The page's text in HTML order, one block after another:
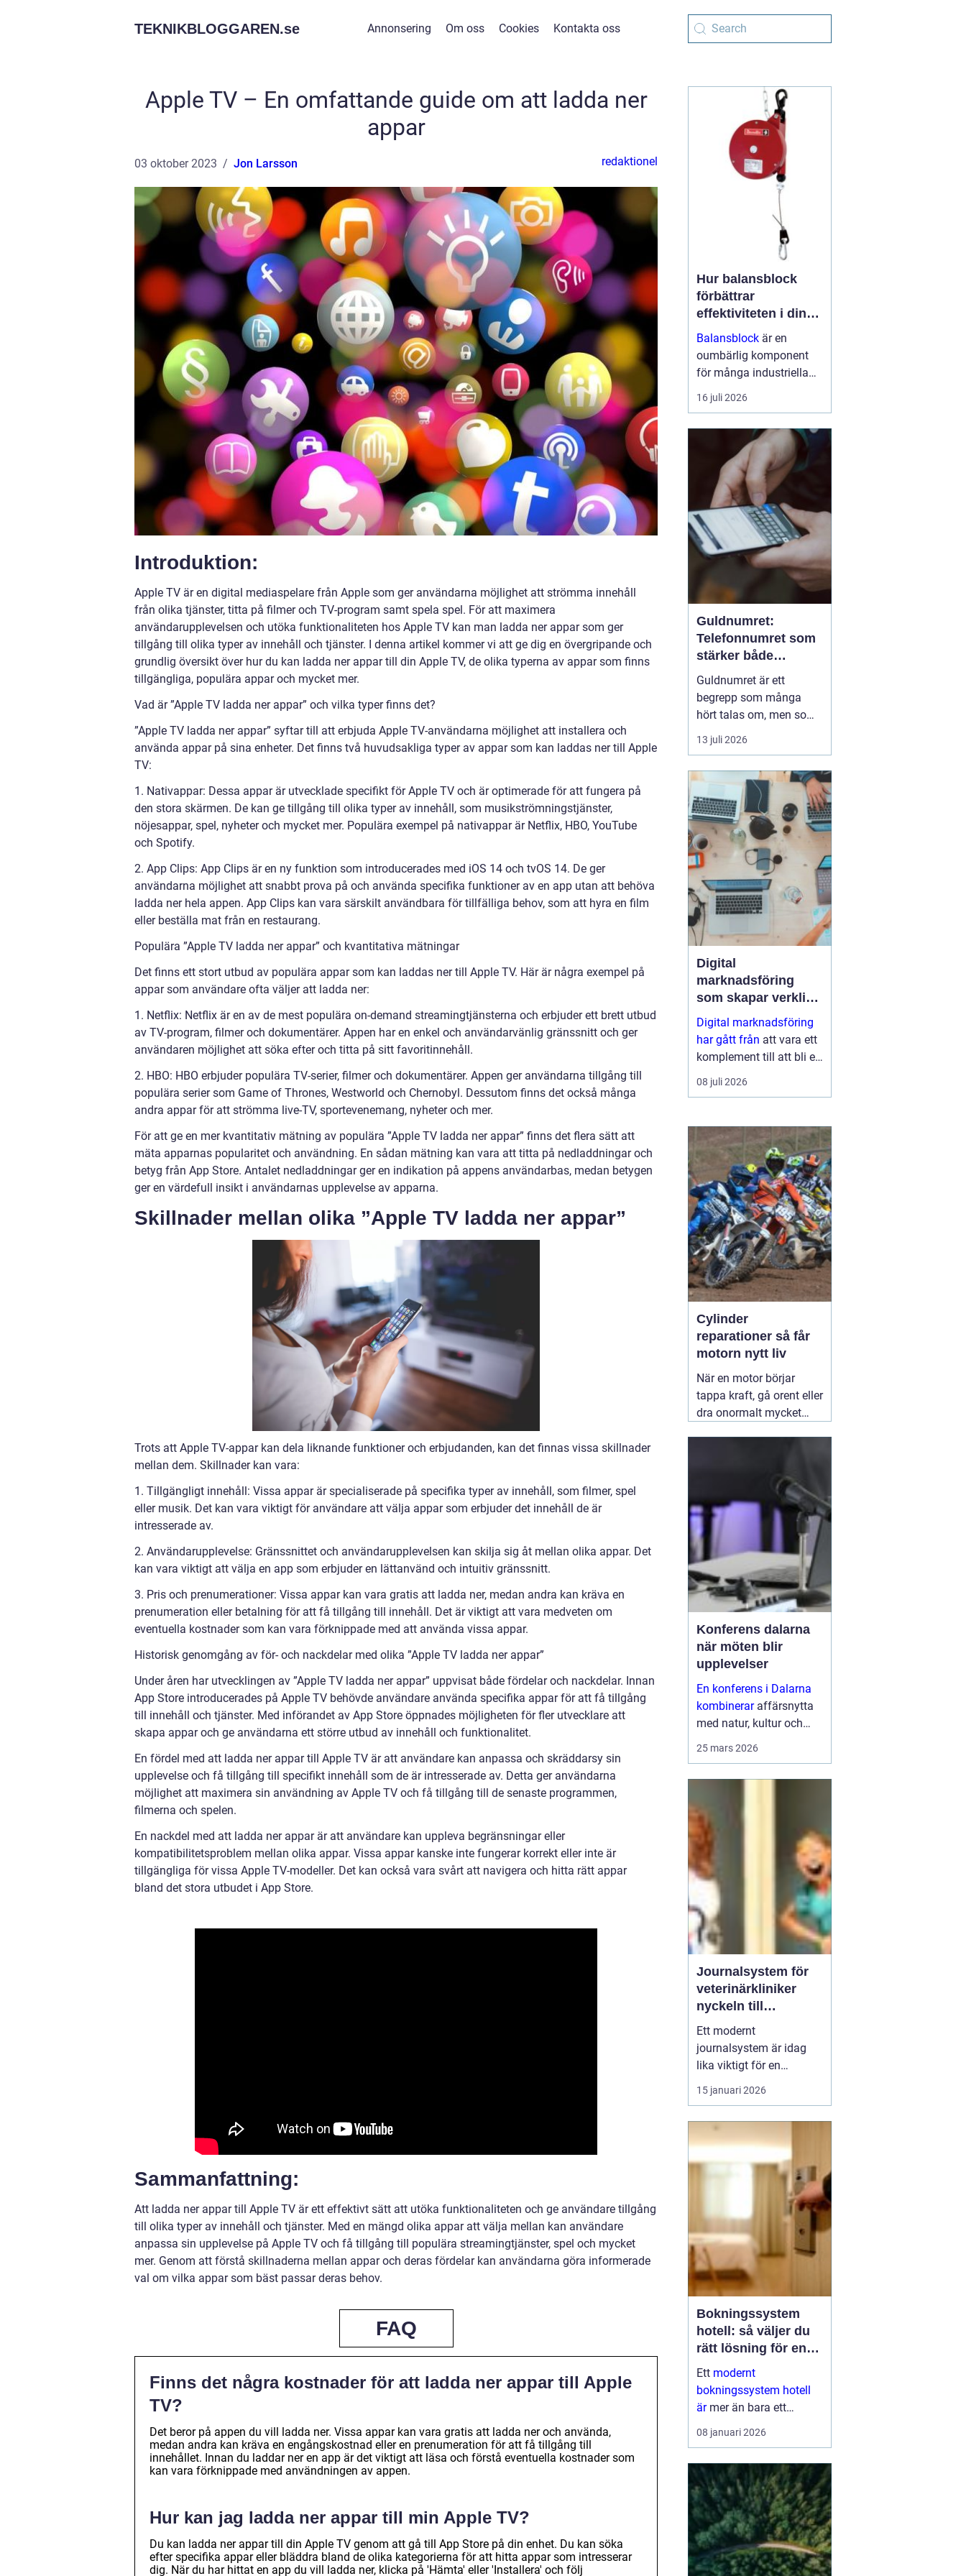
TEKNIKBLOGGAREN.se Annonsering Om oss Cookies Kontakta oss
Apple TV – En omfattande guide om att ladda ner
appar
03 oktober 2023 Jon Larsson redaktionel
Introduktion:
Apple TV är en digital mediaspelare från Apple som ger användarna möjlighet att strömma innehåll
från olika tjänster, titta på filmer och TV-program samt spela spel. För att maximera
användarupplevelsen och utöka funktionaliteten hos Apple TV kan man ladda ner appar som ger
tillgång till olika typer av innehåll och tjänster. I denna artikel kommer vi att ge dig en övergripande och
grundlig översikt över hur du kan ladda ner appar till din Apple TV, de olika typerna av appar som finns
tillgängliga, populära appar och mycket mer.
Vad är ”Apple TV ladda ner appar” och vilka typer finns det?
”Apple TV ladda ner appar” syftar till att erbjuda Apple TV-användarna möjlighet att installera och
använda appar på sina enheter. Det finns två huvudsakliga typer av appar som kan laddas ner till Apple
TV:
1. Nativappar: Dessa appar är utvecklade specifikt för Apple TV och är optimerade för att fungera på
den stora skärmen. De kan ge tillgång till olika typer av innehåll, som musikströmningstjänster,
nöjesappar, spel, nyheter och mycket mer. Populära exempel på nativappar är Netflix, HBO, YouTube
och Spotify.
2. App Clips: App Clips är en ny funktion som introducerades med iOS 14 och tvOS 14. De ger
användarna möjlighet att snabbt prova på och använda specifika funktioner av en app utan att behöva
ladda ner hela appen. App Clips kan vara särskilt användbara för tillfälliga behov, som att hyra en film
eller beställa mat från en restaurang.
Populära ”Apple TV ladda ner appar” och kvantitativa mätningar
Det finns ett stort utbud av populära appar som kan laddas ner till Apple TV. Här är några exempel på
appar som användare ofta väljer att ladda ner:
1. Netflix: Netflix är en av de mest populära on-demand streamingtjänsterna och erbjuder ett brett utbud
av TV-program, filmer och dokumentärer. Appen har en enkel och användarvänlig gränssnitt och ger
användaren möjlighet att söka efter och titta på sitt favoritinnehåll.
2. HBO: HBO erbjuder populära TV-serier, filmer och dokumentärer. Appen ger användarna tillgång till
populära serier som Game of Thrones, Westworld och Chernobyl. Dessutom finns det också många
andra appar för att strömma live-TV, sportevenemang, nyheter och mer.
För att ge en mer kvantitativ mätning av populära ”Apple TV ladda ner appar” finns det flera sätt att
mäta apparnas popularitet och användning. En sådan mätning kan vara att titta på nedladdningar och
betyg från App Store. Antalet nedladdningar ger en indikation på appens användarbas, medan betygen
ger en värdefull insikt i användarnas upplevelse av apparna.
Skillnader mellan olika ”Apple TV ladda ner appar”
Trots att Apple TV-appar kan dela liknande funktioner och erbjudanden, kan det finnas vissa skillnader
mellan dem. Skillnader kan vara:
1. Tillgängligt innehåll: Vissa appar är specialiserade på specifika typer av innehåll, som filmer, spel
eller musik. Det kan vara viktigt för användare att välja appar som erbjuder det innehåll de är
intresserade av.
2. Användarupplevelse: Gränssnittet och användarupplevelsen kan skilja sig åt mellan olika appar. Det
kan vara viktigt att välja en app som erbjuder en lättanvänd och intuitiv gränssnitt.
3. Pris och prenumerationer: Vissa appar kan vara gratis att ladda ner, medan andra kan kräva en
prenumeration eller betalning för att få tillgång till innehåll. Det är viktigt att vara medveten om
eventuella kostnader som kan vara förknippade med att använda vissa appar.
Historisk genomgång av för- och nackdelar med olika ”Apple TV ladda ner appar”
Under åren har utvecklingen av ”Apple TV ladda ner appar” uppvisat både fördelar och nackdelar. Innan
App Store introducerades på Apple TV behövde användare använda specifika appar för att få tillgång
till innehåll och tjänster. Med införandet av App Store öppnades möjligheten för fler utvecklare att
skapa appar och ge användarna ett större utbud av innehåll och funktionalitet.
En fördel med att ladda ner appar till Apple TV är att användare kan anpassa och skräddarsy sin
upplevelse och få tillgång till specifikt innehåll som de är intresserade av. Detta ger användarna
möjlighet att maximera sin användning av Apple TV och få tillgång till de senaste programmen,
filmerna och spelen.
En nackdel med att ladda ner appar är att användare kan uppleva begränsningar eller
kompatibilitetsproblem mellan olika appar. Vissa appar kanske inte fungerar korrekt eller inte är
tillgängliga för vissa Apple TV-modeller. Det kan också vara svårt att navigera och hitta rätt appar
bland det stora utbudet i App Store.
Sammanfattning:
Att ladda ner appar till Apple TV är ett effektivt sätt att utöka funktionaliteten och ge användare tillgång
till olika typer av innehåll och tjänster. Med en mängd olika appar att välja mellan kan användare
anpassa sin upplevelse på Apple TV och få tillgång till populära streamingtjänster, spel och mycket
mer. Genom att förstå skillnaderna mellan appar och deras fördelar kan användarna göra informerade
val om vilka appar som bäst passar deras behov.
FAQ
Finns det några kostnader för att ladda ner appar till Apple
TV?
Det beror på appen du vill ladda ner. Vissa appar kan vara gratis att ladda ner och använda,
medan andra kan kräva en engångskostnad eller en prenumeration för att få tillgång till
innehållet. Innan du laddar ner en app är det viktigt att läsa och förstå eventuella kostnader som
kan vara förknippade med användningen av appen.
Hur kan jag ladda ner appar till min Apple TV?
Du kan ladda ner appar till din Apple TV genom att gå till App Store på din enhet. Du kan söka
efter specifika appar eller bläddra bland de olika kategorierna för att hitta appar som intresserar
dig. När du har hittat en app du vill ladda ner, klicka på 'Hämta' eller 'Installera' och följ
Hur balansblock
förbättrar
effektiviteten i din
arbetsmiljö
Balansblock är en
oumbärlig komponent
för många industriella
och hantverksrelaterade
miljöer. De hjälper till att
16 juli 2026
Guldnumret:
Telefonnumret som
stärker både
varumärke och
vardag
Guldnumret är ett
begrepp som många
hört talas om, men som
färre har funderat
igenom strategiskt. Med
och ofta symmetriskt
telefonnummer kan
både företag och
privatpersoner göra
kommuni...
13 juli 2026
Digital
marknadsföring
som skapar verkliga
resultat
Digital marknadsföring
har gått från att vara ett
komplement till att bli en
central del i hur företag
växer, bygger förtroende
08 juli 2026
Cylinder
reparationer så får
motorn nytt liv
När en motor börjar
tappa kraft, gå orent eller
dra onormalt mycket
gör att motorn inte
längre arbetar tätt och
effektivt. Genom
professionella
30 juni
Konferens dalarna
när möten blir
upplevelser
En konferens i Dalarna
kombineraraffärsnytta
med natur, kultur och
fokus, sammanhållning
och ny energ...
25 mars 2026
Journalsystem för
veterinärkliniker
nyckeln till
smidigare vardag
och säkrare vård
Ett modernt
journalsystem är idag
lika viktigt för en
veterinärklinik som
röntgenutrustning och
kundkontakt och
administration samlas i
samma digitala flöde blir
arbetet både snabbare
djurägaren märks det
som...
15 januari 2026
Bokningssystem
hotell: så väljer du
rätt lösning för en
modern
gästupplevelse
Ett modernt
bokningssystem hotell
ärmer än bara ett
verktyg för att fylla rum.
För många anläggningar
verksamheten. När
bokni...
08 januari 2026